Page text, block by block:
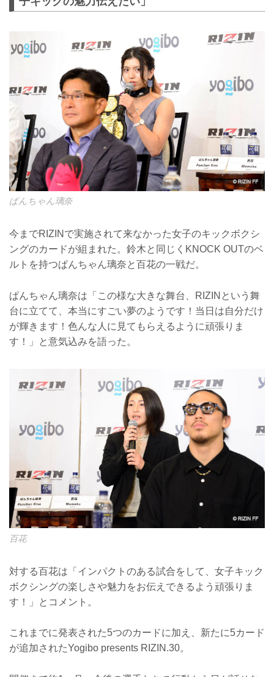
ぱんちゃん璃奈
今までRIZINで実施されて来なかった女子のキックボクシ
ングのカードが組まれた。鈴木と同じくKNOCK OUTのベ
ルトを持つぱんちゃん璃奈と百花の一戦だ。
ぱんちゃん璃奈は「この様な大きな舞台、RIZINという舞
台に立てて、本当にすごい夢のようです！当日は自分だけ
が輝きます！色んな人に見てもらえるように頑張りま
す！」と意気込みを語った。
百花
対する百花は「インパクトのある試合をして、女子キック
ボクシングの楽しさや魅力をお伝えできるよう頑張りま
す！」とコメント。
これまでに発表された5つのカードに加え、新たに5カード
が追加されたYogibo presents RIZIN.30。